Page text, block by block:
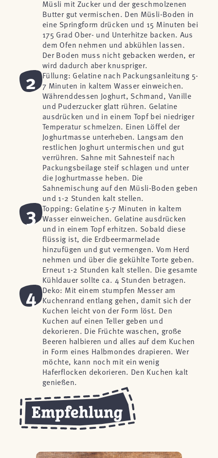
Müsli mit Zucker und der geschmolzenen
Butter gut vermischen. Den Müsli-Boden in
eine Springform drücken und 15 Minuten bei
175 Grad Ober- und Unterhitze backen. Aus
dem Ofen nehmen und abkühlen lassen.
Der Boden muss nicht gebacken werden, er
wird dadurch aber knuspriger.
2
Füllung: Gelatine nach Packungsanleitung 5-
7 Minuten in kaltem Wasser einweichen.
Währenddessen Joghurt, Schmand, Vanille
und Puderzucker glatt rühren. Gelatine
ausdrücken und in einem Topf bei niedriger
Temperatur schmelzen. Einen Löffel der
Joghurtmasse unterheben. Langsam den
restlichen Joghurt untermischen und gut
verrühren. Sahne mit Sahnesteif nach
Packungsbeilage steif schlagen und unter
die Joghurtmasse heben. Die
Sahnemischung auf den Müsli-Boden geben
und 1-2 Stunden kalt stellen.
3
Topping: Gelatine 5-7 Minuten in kaltem
Wasser einweichen. Gelatine ausdrücken
und in einem Topf erhitzen. Sobald diese
flüssig ist, die Erdbeermarmelade
hinzufügen und gut vermengen. Vom Herd
nehmen und über die gekühlte Torte geben.
Erneut 1-2 Stunden kalt stellen. Die gesamte
Kühldauer sollte ca. 4 Stunden betragen.
4
Deko: Mit einem stumpfen Messer am
Kuchenrand entlang gehen, damit sich der
Kuchen leicht von der Form löst. Den
Kuchen auf einen Teller geben und
dekorieren. Die Früchte waschen, große
Beeren halbieren und alles auf dem Kuchen
in Form eines Halbmondes drapieren. Wer
möchte, kann noch mit ein wenig
Haferflocken dekorieren. Den Kuchen kalt
genießen.